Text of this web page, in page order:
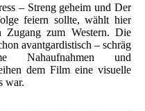
– Streng geheim und Der
feiern sollte, wählt hier
Zugang zum Western. Die
avantgardistisch – schräg
Nahaufnahmen und
dem Film eine visuelle
war.